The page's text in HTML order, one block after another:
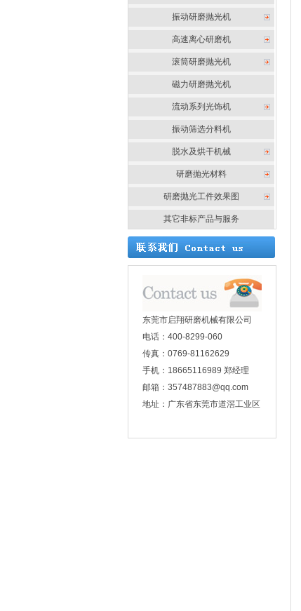
振动研磨抛光机
高速离心研磨机
滚筒研磨抛光机
磁力研磨抛光机
流动系列光饰机
振动筛选分料机
脱水及烘干机械
研磨抛光材料
研磨抛光工件效果图
其它非标产品与服务
东莞市启翔研磨机械有限公司
电话：400-8299-060
传真：0769-81162629
手机：18665116989 郑经理
邮箱：357487883@qq.com
地址：广东省东莞市道滘工业区